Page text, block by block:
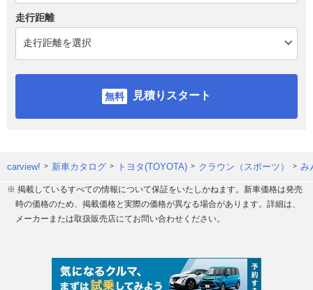
走行距離
見積りスタート
carview! 新車カタログ トヨタ(TOYOTA) クラウン（スポーツ） み
※ 掲載しているすべての情報について保証をいたしかねます。新車価格は発売
時の価格のため、掲載価格と実際の価格が異なる場合があります。詳細は、
メーカーまたは取扱販売店にてお問い合わせください。